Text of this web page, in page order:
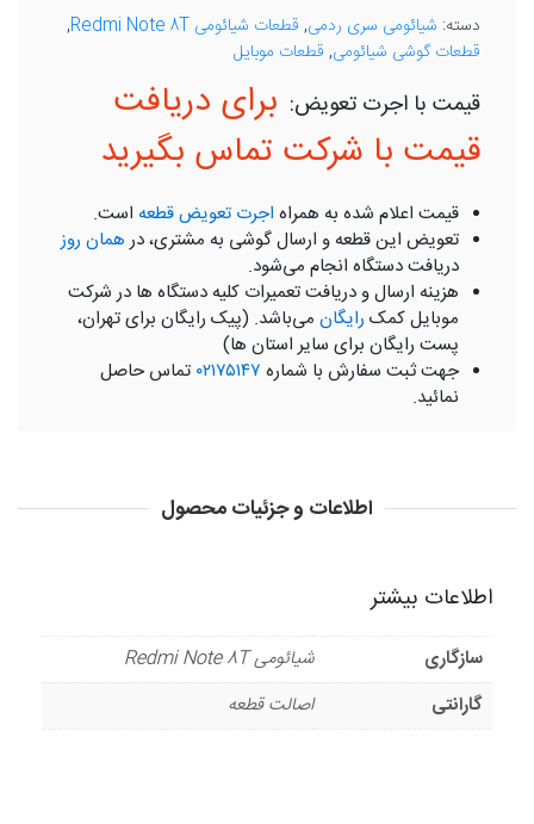
دسته: شیائومی سری ردمی, قطعات شیائومی Redmi Note 8T
,
قطعات گوشی شیائومی, قطعات موبایل
برای دریافت
قیمت با شرکت تماس بگیرید
قیمت اعلام شده به همراه اجرت تعویض قطعه است.
تعویض این قطعه و ارسال گوشی به مشتری، درهمان روز
دریافت دستگاه انجام می‌شود.
هزینه ارسال و دریافت تعمیرات کلیه دستگاه ها در شرکت
موبایل کمک رایگان می‌باشد. (پیک رایگان برای تهران،
پست رایگان برای سایر استان ها)
جهت ثبت سفارش با شماره ۰۲۱۷۵۱۴۷ تماس حاصل
نمائید.
اطلاعات و جزئیات محصول
اطلاعات بیشتر
سازگاری
شیائومی Redmi Note 8T
گارانتی
اصالت قطعه